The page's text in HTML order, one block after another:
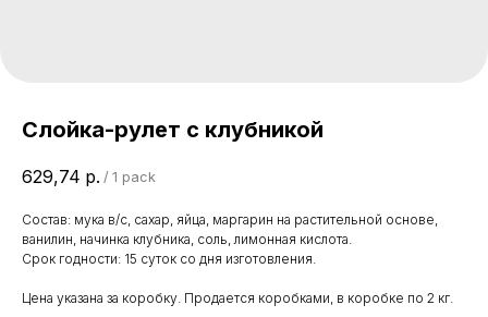
Слойка-рулет с клубникой
629,74 р. / 1 pack
Состав: мука в/с, сахар, яйца, маргарин на растительной основе,
ванилин, начинка клубника, соль, лимонная кислота.
Срок годности: 15 суток со дня изготовления.
Цена указана за коробку. Продается коробками, в коробке по 2 кг.